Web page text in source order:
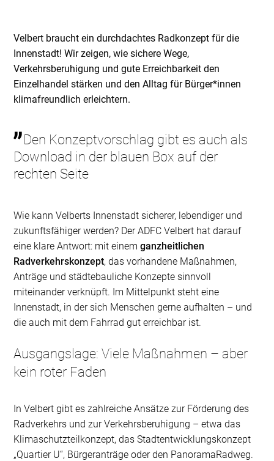
Velbert braucht ein durchdachtes Radkonzept für die
Innenstadt! Wir zeigen, wie sichere Wege,
Verkehrsberuhigung und gute Erreichbarkeit den
Einzelhandel stärken und den Alltag für Bürger*innen
klimafreundlich erleichtern.
Den Konzeptvorschlag gibt es auch als
Download in der blauen Box auf der
rechten Seite
Wie kann Velberts Innenstadt sicherer, lebendiger und
zukunftsfähiger werden? Der ADFC Velbert hat darauf
eine klare Antwort: mit einemganzheitlichen
Radverkehrskonzept, das vorhandene Maßnahmen,
Anträge und städtebauliche Konzepte sinnvoll
miteinander verknüpft. Im Mittelpunkt steht eine
Innenstadt, in der sich Menschen gerne aufhalten – und
die auch mit dem Fahrrad gut erreichbar ist.
Ausgangslage: Viele Maßnahmen – aber
kein roter Faden
In Velbert gibt es zahlreiche Ansätze zur Förderung des
Radverkehrs und zur Verkehrsberuhigung – etwa das
Klimaschutzteilkonzept, das Stadtentwicklungskonzept
„Quartier U“, Bürgeranträge oder den PanoramaRadweg.